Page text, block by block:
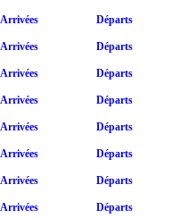
Arrivées Départs
Arrivées Départs
Arrivées Départs
Arrivées Départs
Arrivées Départs
Arrivées Départs
Arrivées Départs
Arrivées Départs